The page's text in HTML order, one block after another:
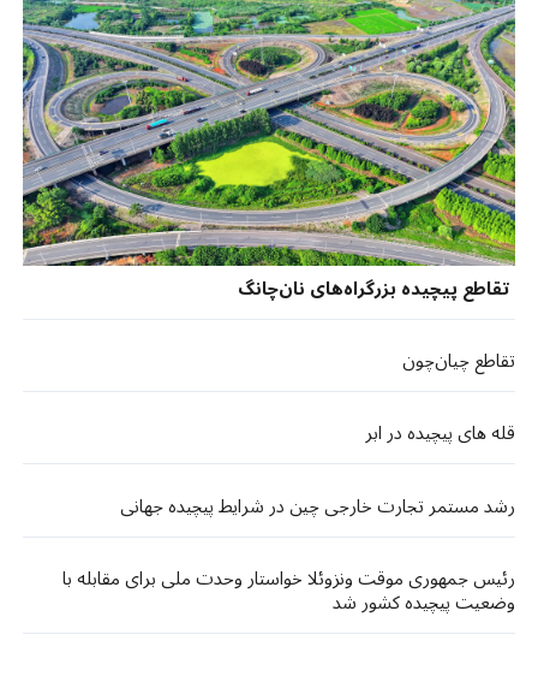
تقاطع پیچیده بزرگراه‌های نان‌چانگ
تقاطع چیان‌چون
قله های پیچیده در ابر
رشد مستمر تجارت خارجی چین در شرایط پیچیده جهانی
رئیس جمهوری موقت ونزوئلا خواستار وحدت ملی برای مقابله با
وضعیت پیچیده کشور شد